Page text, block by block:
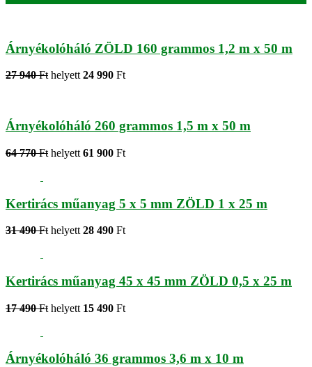
Árnyékolóháló ZÖLD 160 grammos 1,2 m x 50 m
27 940 Fthelyett24 990 Ft
Árnyékolóháló 260 grammos 1,5 m x 50 m
64 770 Ft helyett 61 900 Ft
Kertirács műanyag 5 x 5 mm ZÖLD 1 x 25 m
31 490 Ft helyett 28 490 Ft
Kertirács műanyag 45 x 45 mm ZÖLD 0,5 x 25 m
17 490 Ft helyett 15 490 Ft
Árnyékolóháló 36 grammos 3,6 m x 10 m